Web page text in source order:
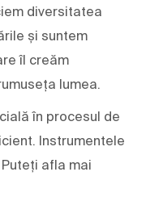
diversitatea
și suntem
îl creăm
lumea.
în procesul de
Instrumentele
afla mai